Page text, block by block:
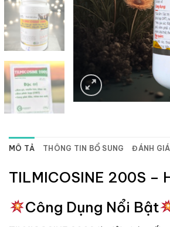
MÔ TẢ THÔNG TIN BỔ SUNG ĐÁNH
TILMICOSINE 200S –
Công Dụng Nổi Bật